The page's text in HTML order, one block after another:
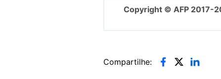
Copyright © AFP 2017-
Compartilhe: